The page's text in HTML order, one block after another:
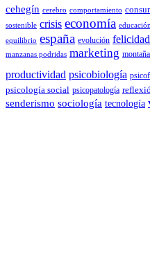
cehegín cerebro comportamiento
sostenible crisis economía educación
equilibrio españa evolución felicidad
manzanas podridas marketing montaña
productividad psicobiología
psicología social psicopatología
senderismo sociología tecnología